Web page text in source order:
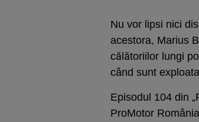
Nu vor lipsi nici
acestora, Marius
călătoriilor lungi
când sunt
Episodul 104 din
ProMotor